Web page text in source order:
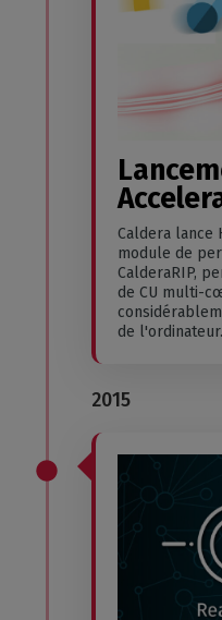
Caldera lance
module de
CalderaRIP,
de CU multi-
de l'ordinateur.
2015